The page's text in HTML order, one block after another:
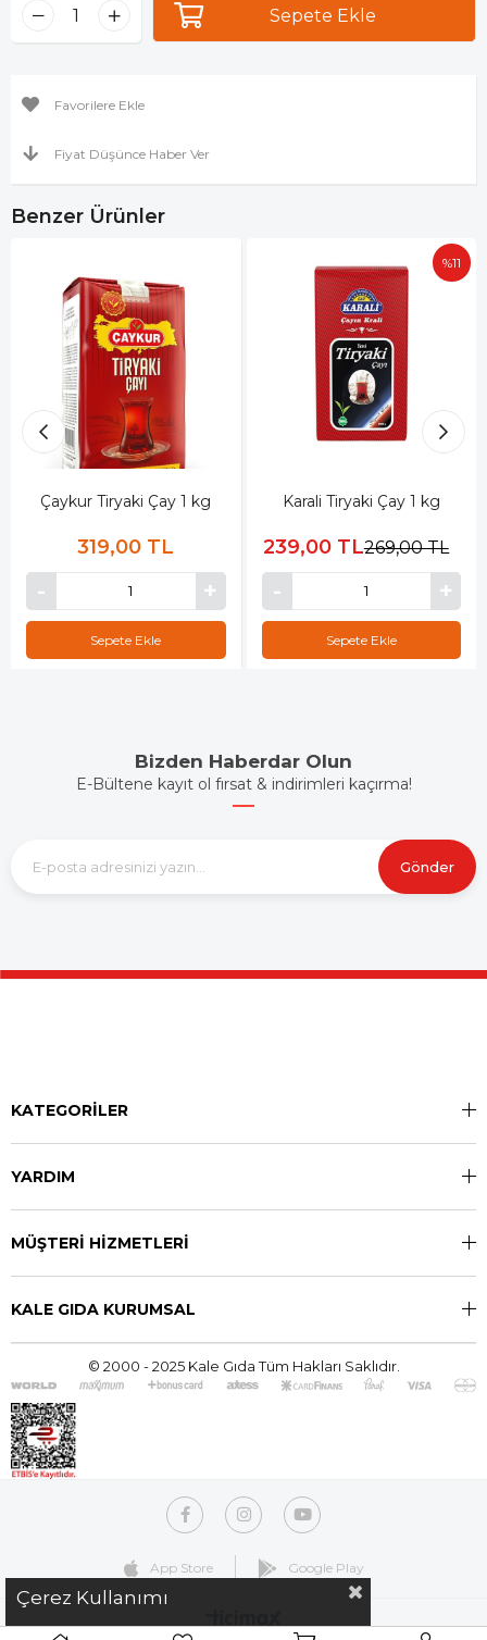
Favorilere Ekle
Fiyat Düşünce Haber Ver
Benzer Ürünler
Çaykur Tiryaki Çay 1 kg
319,00 TL
Sepete Ekle
Karali Tiryaki Çay 1 kg
239,00 TL269,00 TL
%11
Sepete Ekle
Bizden Haberdar Olun
E-Bültene kayıt ol fırsat & indirimleri kaçırma!
Gönder
KATEGORİLER
YARDIM
MÜŞTERİ HİZMETLERİ
KALE GIDA KURUMSAL
© 2000 - 2025 Kale Gıda Tüm Hakları Saklıdır.
App Store Google Play
Çerez Kullanımı